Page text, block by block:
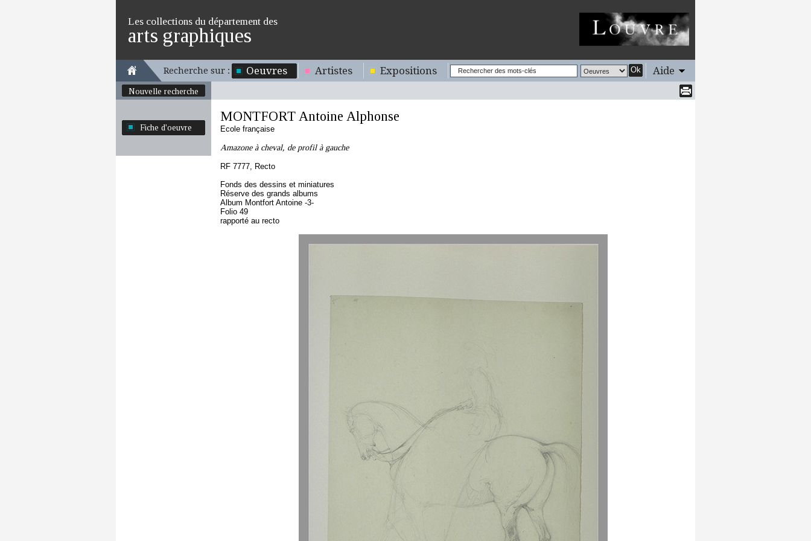
Les collections du département des
arts graphiques
Recherche sur : Oeuvres Artistes Expositions Ok Aide
Nouvelle recherche
Fiche d'oeuvre
MONTFORT Antoine Alphonse
Ecole française
Amazone à cheval, de profil à gauche
RF 7777, Recto
Fonds des dessins et miniatures
Réserve des grands albums
Album Montfort Antoine -3-
Folio 49
rapporté au recto